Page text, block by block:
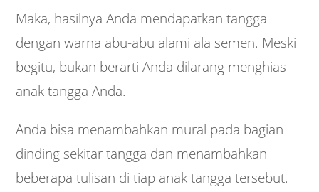
Maka, hasilnya Anda mendapatkan tangga
dengan warna abu-abu alami ala semen. Meski
begitu, bukan berarti Anda dilarang menghias
anak tangga Anda.
Anda bisa menambahkan mural pada bagian
dinding sekitar tangga dan menambahkan
beberapa tulisan di tiap anak tangga tersebut.